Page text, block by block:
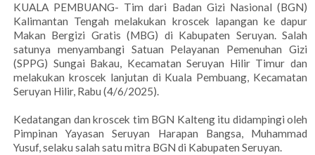
KUALA PEMBUANG- Tim dari Badan Gizi Nasional (BGN)
Kalimantan Tengah melakukan kroscek lapangan ke dapur
Makan Bergizi Gratis (MBG) di Kabupaten Seruyan. Salah
satunya menyambangi Satuan Pelayanan Pemenuhan Gizi
(SPPG) Sungai Bakau, Kecamatan Seruyan Hilir Timur dan
melakukan kroscek lanjutan di Kuala Pembuang, Kecamatan
Seruyan Hilir, Rabu (4/6/2025).
Kedatangan dan kroscek tim BGN Kalteng itu didampingi oleh
Pimpinan Yayasan Seruyan Harapan Bangsa, Muhammad
Yusuf, selaku salah satu mitra BGN di Kabupaten Seruyan.